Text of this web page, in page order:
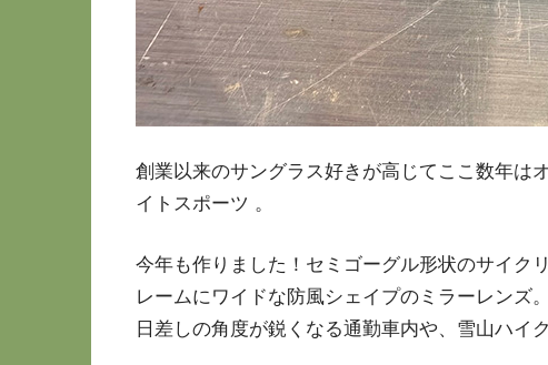
創業以来のサングラス好きが高じてここ数年は
イトスポーツ 。
今年も作りました！セミゴーグル形状のサイク
レームにワイドな防風シェイプのミラーレンズ
日差しの角度が鋭くなる通勤車内や、雪山ハイ